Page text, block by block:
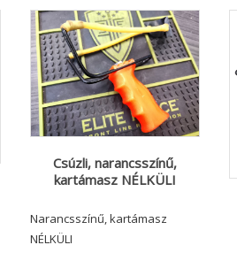
Csúzli, narancsszínű,
kartámasz NÉLKÜLI
Narancsszínű, kartámasz
NÉLKÜLI